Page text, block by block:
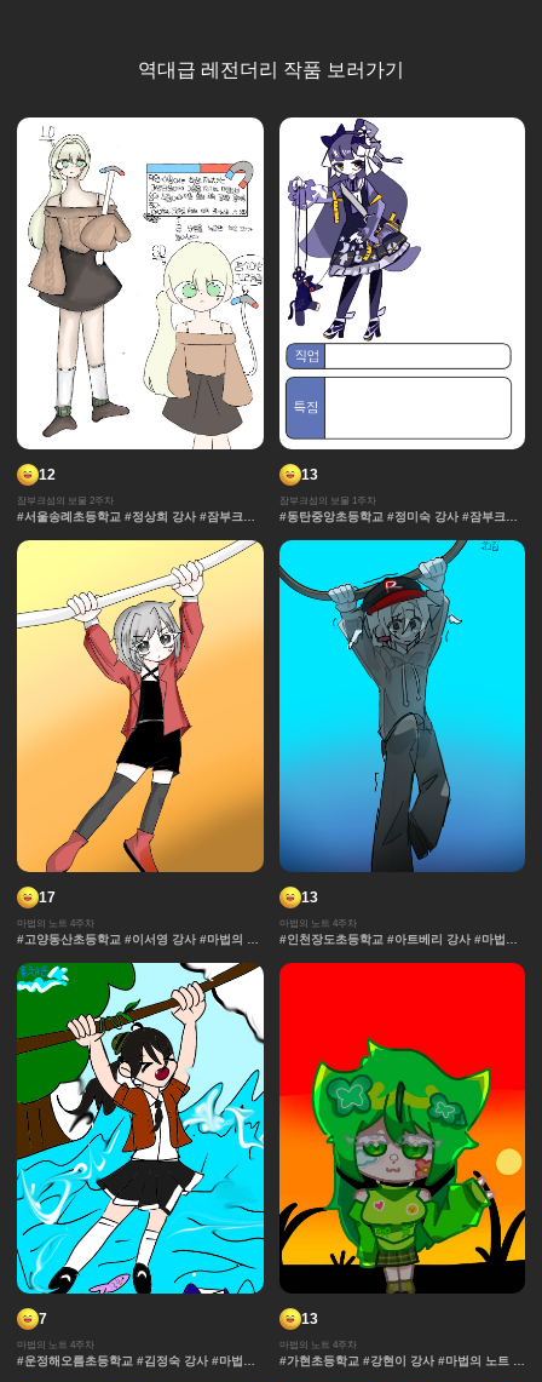
역대급 레전더리 작품 보러가기
12
잠부크섬의 보물 2주차
#서울송례초등학교 #정상희 강사 #잠부크섬
험 #마법 #세계관 중세 #보물
13
잠부크섬의 보물 1주차
#동탄중앙초등학교 #정미숙 강사 #잠부크섬
험 #마법 #세계관 중세 #보물
17
마법의 노트 4주차
#고양동산초등학교 #이서영 강사 #마법의 노
채색기법 #연출
13
마법의 노트 4주차
#인천장도초등학교 #아트베리 강사 #마법의
콘티 #날씨 #캐릭터 #아이돌 #액션 #컷만화
7
마법의 노트 4주차
#운정해오름초등학교 #김정숙 강사 #마법의
13
마법의 노트 4주차
#가현초등학교 #강현이 강사 #마법의 노트 #